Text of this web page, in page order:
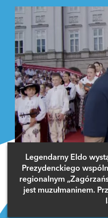
Legendarny Eldo
Prezydenckiego
regionalnym
jest muzułmaninem.